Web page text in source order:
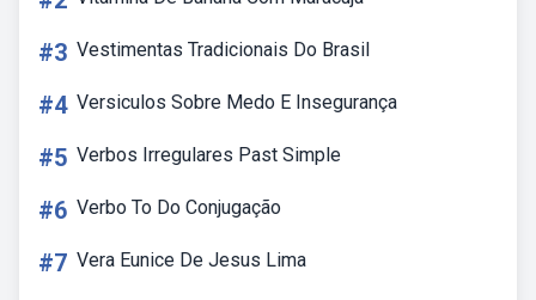
#3 Vestimentas Tradicionais Do Brasil
#4 Versiculos Sobre Medo E Insegurança
#5 Verbos Irregulares Past Simple
#6 Verbo To Do Conjugação
#7 Vera Eunice De Jesus Lima